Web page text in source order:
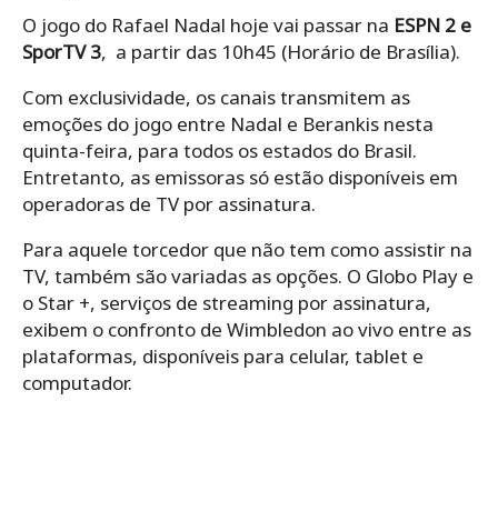
O jogo do Rafael Nadal hoje vai passar na ESPN 2 e
SporTV 3, a partir das 10h45 (Horário de Brasília).
Com exclusividade, os canais transmitem as
emoções do jogo entre Nadal e Berankis nesta
quinta-feira, para todos os estados do Brasil.
Entretanto, as emissoras só estão disponíveis em
operadoras de TV por assinatura.
Para aquele torcedor que não tem como assistir na
TV, também são variadas as opções. O Globo Play e
o Star +, serviços de streaming por assinatura,
exibem o confronto de Wimbledon ao vivo entre as
plataformas, disponíveis para celular, tablet e
computador.